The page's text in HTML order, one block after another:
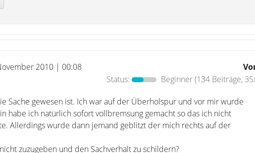
2010 | 00:08
Status:
Beginner(134 Beiträge,
Sache gewesen ist. Ich war auf der Überholspur und vor mir wurde
habe ich natürlich sofort vollbremsung gemacht so das ich nicht
Allerdings wurde dann jemand geblitzt der mich rechts auf der
zuzugeben und den Sachverhalt zu schildern?